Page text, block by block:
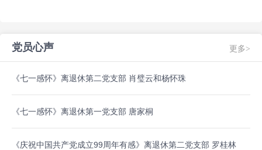
党员心声 更多>
《七一感怀》离退休第二党支部 肖璧云和杨怀珠
《七一感怀》离退休第一党支部 唐家桐
《庆祝中国共产党成立99周年有感》离退休第二党支部 罗桂林